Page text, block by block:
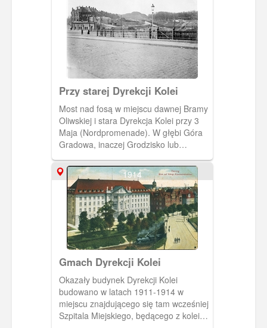
Przy starej Dyrekcji Kolei
Most nad fosą w miejscu dawnej Bramy
Oliwskiej i stara Dyrekcja Kolei przy 3
Maja (Nordpromenade). W głębi Góra
Gradowa, inaczej Grodzisko lub
[IDX:2692,645]
1914
Gmach Dyrekcji Kolei
Okazały budynek Dyrekcji Kolei
budowano w latach 1911-1914 w
miejscu znajdującego się tam wcześniej
Szpitala Miejskiego, będącego z kolei